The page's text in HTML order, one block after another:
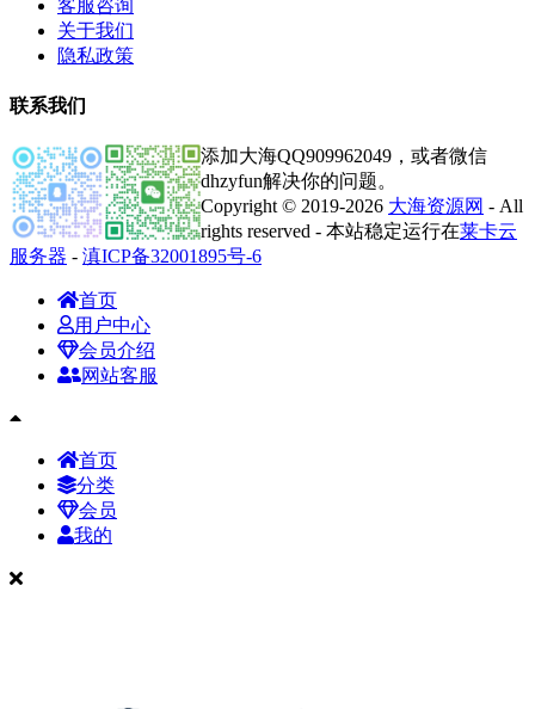
客服咨询
关于我们
隐私政策
联系我们
添加大海QQ909962049，或者微信
dhzyfun解决你的问题。
Copyright © 2019-2026 大海资源网 - All
rights reserved - 本站稳定运行在莱卡云
服务器 - 滇ICP备32001895号-6
首页
用户中心
会员介绍
网站客服
首页
分类
会员
我的